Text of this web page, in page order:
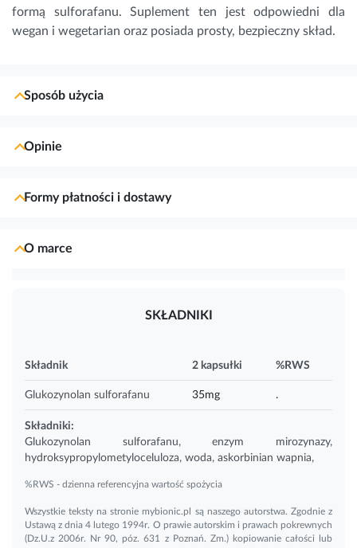
formą sulforafanu. Suplement ten jest odpowiedni dla
wegan i wegetarian oraz posiada prosty, bezpieczny skład.
Sposób użycia
Opinie
Formy płatności i dostawy
O marce
SKŁADNIKI
Składnik 2 kapsułki %RWS
Glukozynolan sulforafanu 35mg .
Składniki:
Glukozynolan sulforafanu, enzym mirozynazy,
hydroksypropylometyloceluloza, woda, askorbinian wapnia,
%RWS - dzienna referencyjna wartość spożycia
Wszystkie teksty na stronie mybionic.pl są naszego autorstwa. Zgodnie z
Ustawą z dnia 4 lutego 1994r. O prawie autorskim i prawach pokrewnych
(Dz.U.z 2006r. Nr 90, póz. 631 z Poznań. Zm.) kopiowanie całości lub